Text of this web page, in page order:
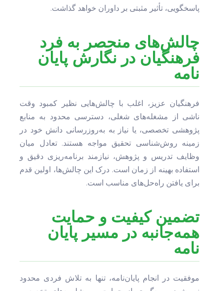
پاسخگویی، تأثیر مثبتی بر داوران خواهد گذاشت.
چالش‌های منحصر به فرد
فرهنگیان در نگارش پایان
نامه
فرهنگیان عزیز، اغلب با چالش‌هایی نظیر کمبود وقت
ناشی از مشغله‌های شغلی، دسترسی محدود به منابع
پژوهشی تخصصی، یا نیاز به به‌روزرسانی دانش خود در
زمینه روش‌شناسی تحقیق مواجه هستند. تعادل میان
وظایف تدریس و پژوهش، نیازمند برنامه‌ریزی دقیق و
استفاده بهینه از زمان است. درک این چالش‌ها، اولین قدم
برای یافتن راه‌حل‌های مناسب است.
تضمین کیفیت و حمایت
همه‌جانبه در مسیر پایان
نامه
موفقیت در انجام پایان‌نامه، تنها به تلاش فردی محدود